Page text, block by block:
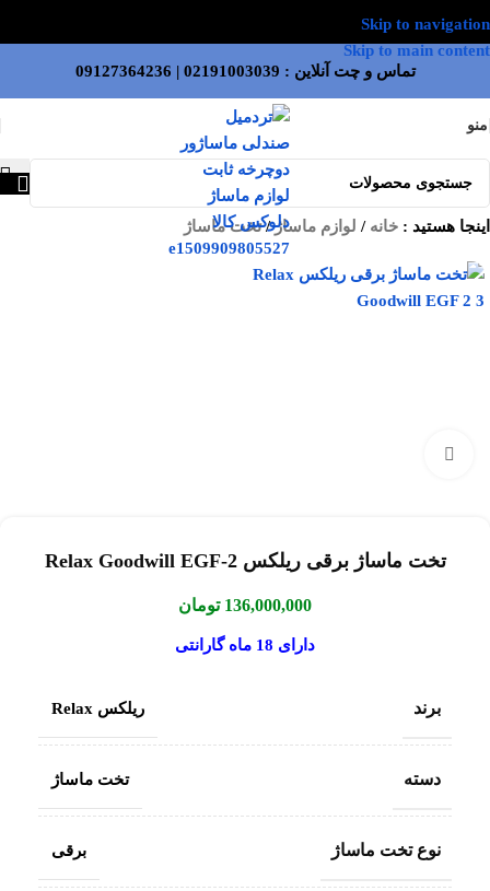
Skip to navigation
Skip to main content
تماس و چت آنلاین : 02191003039
|
09127364236
منو
اینجا هستید : خانه / لوازم ماساژ/تخت ماساژ
تخت ماساژ برقی ریلکس Relax Goodwill EGF-2
136,000,000 تومان
دارای 18 ماه گارانتی
برند ریلکس Relax
دسته تخت ماساژ
نوع تخت ماساژ برقی